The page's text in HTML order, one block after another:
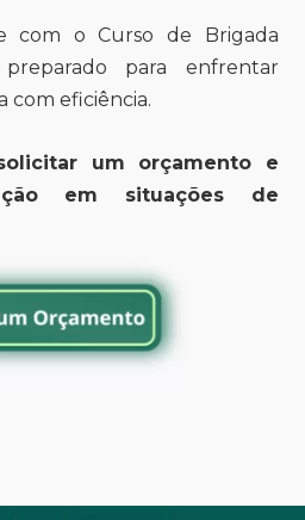
com o Curso de Brigada
para enfrentar
com eficiência.
um orçamento e
em situações de